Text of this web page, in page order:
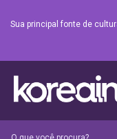
Sua principal fonte de